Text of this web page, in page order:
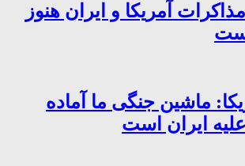
آمریکا و ایران هنوز
ماشین جنگی ما آماده
ایران است